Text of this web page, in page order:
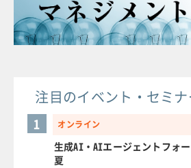
注目のイベント・セミ
オンライン
1
生成AI・AIエージェントフォ
夏